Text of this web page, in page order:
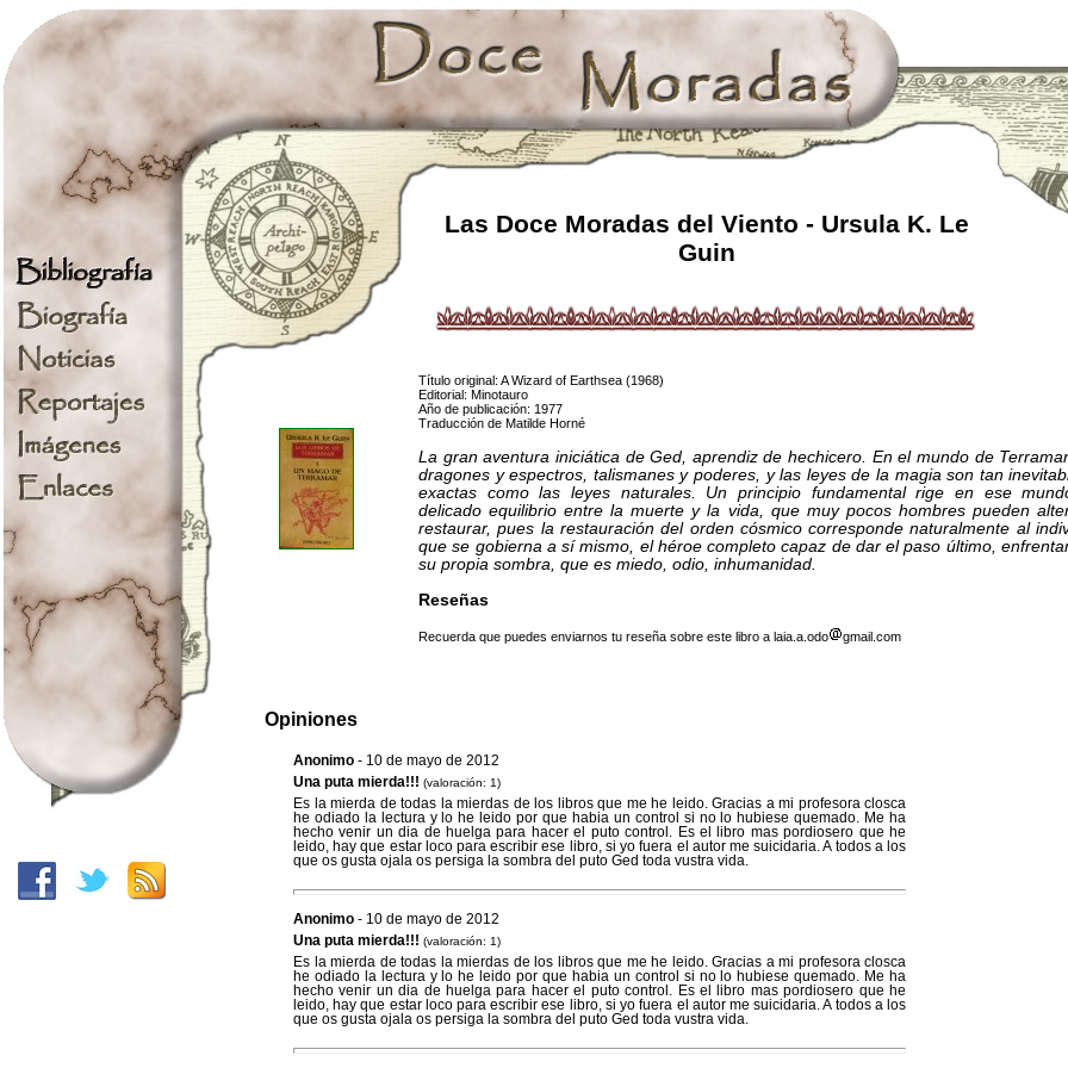
Las Doce Moradas del Viento - Ursula K. Le
Guin
Título original: A Wizard of Earthsea (1968)
Editorial: Minotauro
Año de publicación: 1977
Traducción de Matilde Horné
La gran aventura iniciática de Ged, aprendiz de hechicero. En el mundo de
dragones y espectros, talismanes y poderes, y las leyes de la magia son tan
exactas como las leyes naturales. Un principio fundamental rige en ese
delicado equilibrio entre la muerte y la vida, que muy pocos hombres pueden
restaurar, pues la restauración del orden cósmico corresponde naturalmente al
que se gobierna a sí mismo, el héroe completo capaz de dar el paso último,
su propia sombra, que es miedo, odio, inhumanidad.
Reseñas
Recuerda que puedes enviarnos tu reseña sobre este libro a laia.a.odo gmail.com
Opiniones
Anonimo - 10 de mayo de 2012
Una puta mierda!!! (valoración: 1)
Es la mierda de todas la mierdas de los libros que me he leido. Gracias a mi profesora closca
he odiado la lectura y lo he leido por que habia un control si no lo hubiese quemado. Me ha
hecho venir un dia de huelga para hacer el puto control. Es el libro mas pordiosero que he
leido, hay que estar loco para escribir ese libro, si yo fuera el autor me suicidaria. A todos a los
que os gusta ojala os persiga la sombra del puto Ged toda vustra vida.
Anonimo - 10 de mayo de 2012
Una puta mierda!!! (valoración: 1)
Es la mierda de todas la mierdas de los libros que me he leido. Gracias a mi profesora closca
he odiado la lectura y lo he leido por que habia un control si no lo hubiese quemado. Me ha
hecho venir un dia de huelga para hacer el puto control. Es el libro mas pordiosero que he
leido, hay que estar loco para escribir ese libro, si yo fuera el autor me suicidaria. A todos a los
que os gusta ojala os persiga la sombra del puto Ged toda vustra vida.